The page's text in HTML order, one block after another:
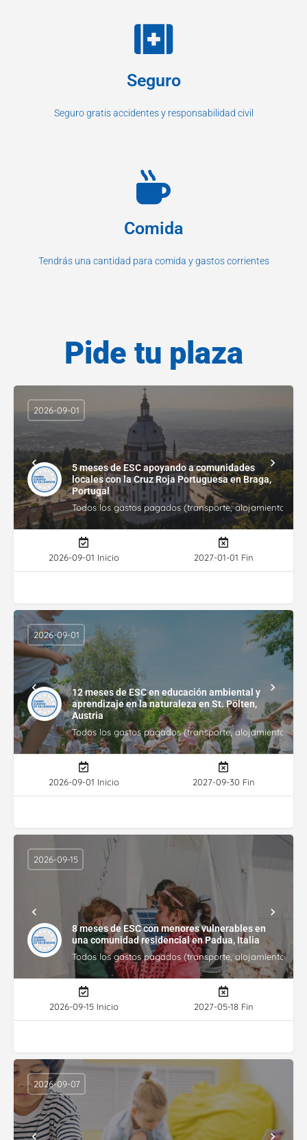
Seguro
Seguro gratis accidentes y responsabilidad civil
Comida
Tendrás una cantidad para comida y gastos corrientes
Pide tu plaza
5 meses de ESC apoyando a comunidades
locales con la Cruz Roja Portuguesa en Braga,
Portugal
Todos los gastos pagados (transporte, alojamiento,
2026-09-01
2026-09-01 Inicio 2027-01-01 Fin
12 meses de ESC en educación ambiental y
aprendizaje en la naturaleza en St. Pölten,
Austria
Todos los gastos pagados (transporte, alojamiento,
2026-09-01
2026-09-01 Inicio 2027-09-30 Fin
8 meses de ESC con menores vulnerables en
una comunidad residencial en Padua, Italia
Todos los gastos pagados (transporte, alojamiento,
2026-09-15
2026-09-15 Inicio 2027-05-18 Fin
2026-09-07